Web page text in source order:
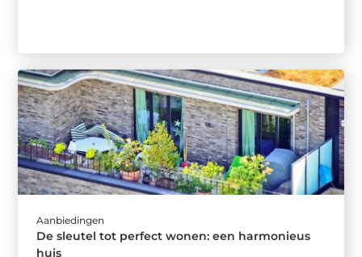
Aanbiedingen
De sleutel tot perfect wonen: een harmonieus
huis